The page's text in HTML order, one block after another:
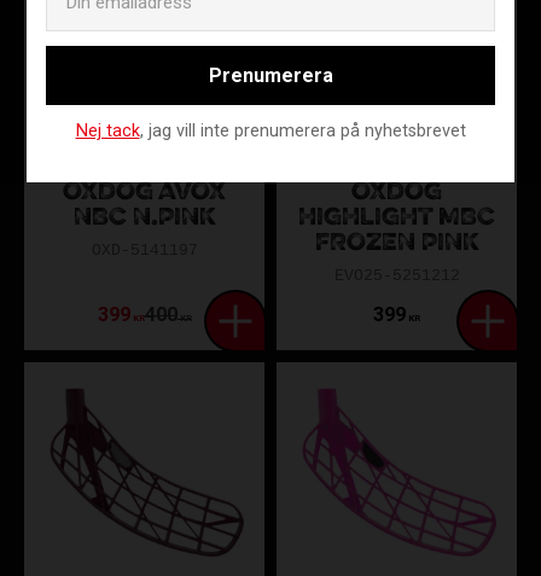
OXDOG AVOX
NBC N.PINK
399KR400KR
OXDOG
HIGHLIGHT MBC
FROZEN PINK
399 KR
Prenumerera
Nej tack, jag vill inte prenumerera på nyhetsbrevet